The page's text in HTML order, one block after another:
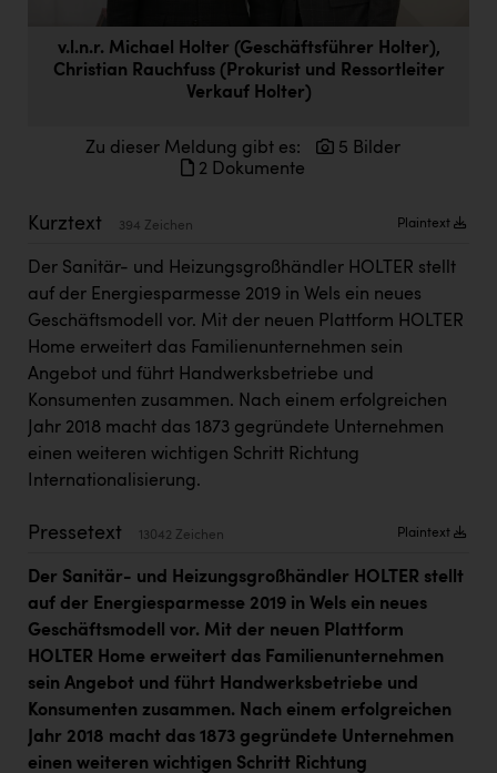
ERLUS AG
Firmenradl
HIG Infomotion Group
IFE Austria GmbH
INTERSPAR
INTERSPORT Austria
Jesolo
Jane Goodall Institute Austria
KEBA
KIWI Kinderwunsch Institut Dr. Loimer
KLIPP Frisör
Kleider Bauer
Kremsmüller Anlagenbau GmbH
v.l.n.r. Michael Holter (Geschäftsführer Holter),
Christian Rauchfuss (Prokurist und Ressortleiter
Verkauf Holter)
Zu dieser Meldung gibt es:
5 Bilder
2 Dokumente
Kurztext 394 Zeichen Plaintext
Der Sanitär- und Heizungsgroßhändler HOLTER stellt
auf der Energiesparmesse 2019 in Wels ein neues
Geschäftsmodell vor. Mit der neuen Plattform HOLTER
Home erweitert das Familienunternehmen sein
Angebot und führt Handwerksbetriebe und
Konsumenten zusammen. Nach einem erfolgreichen
Jahr 2018 macht das 1873 gegründete Unternehmen
einen weiteren wichtigen Schritt Richtung
Internationalisierung.
Pressetext 13042 Zeichen Plaintext
Der Sanitär- und Heizungsgroßhändler HOLTER stellt
auf der Energiesparmesse 2019 in Wels ein neues
Geschäftsmodell vor. Mit der neuen Plattform
HOLTER Home erweitert das Familienunternehmen
sein Angebot und führt Handwerksbetriebe und
Konsumenten zusammen. Nach einem erfolgreichen
Jahr 2018 macht das 1873 gegründete Unternehmen
einen weiteren wichtigen Schritt Richtung